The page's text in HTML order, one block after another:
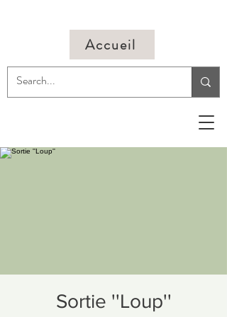
Accueil
Sortie ''Loup''